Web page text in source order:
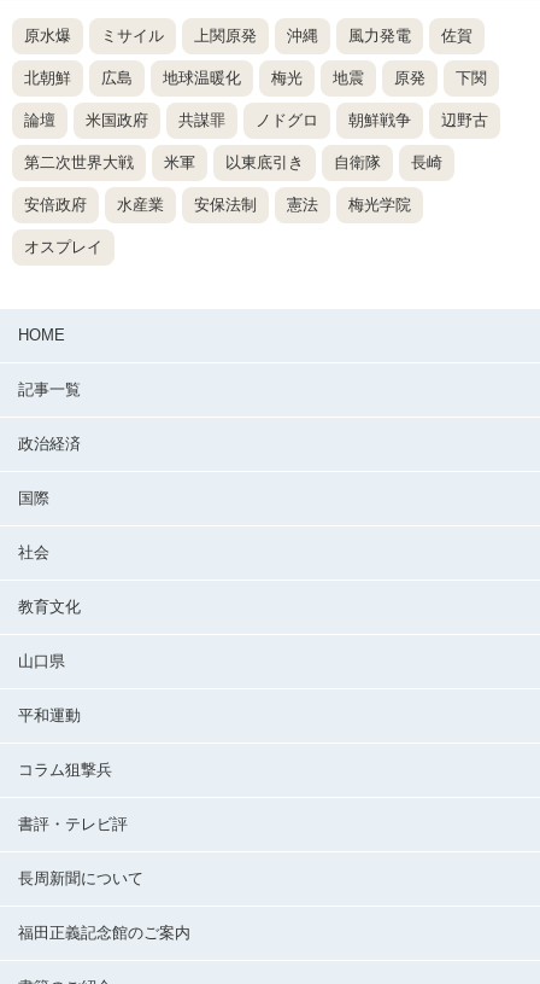
原水爆 ミサイル 上関原発 沖縄 風力発電 佐賀
北朝鮮 広島 地球温暖化 梅光 地震 原発 下関
論壇 米国政府 共謀罪 ノドグロ 朝鮮戦争 辺野古
第二次世界大戦 米軍 以東底引き 自衛隊 長崎
安倍政府 水産業 安保法制 憲法 梅光学院
オスプレイ
HOME
記事一覧
政治経済
国際
社会
教育文化
山口県
平和運動
コラム狙撃兵
書評・テレビ評
長周新聞について
福田正義記念館のご案内